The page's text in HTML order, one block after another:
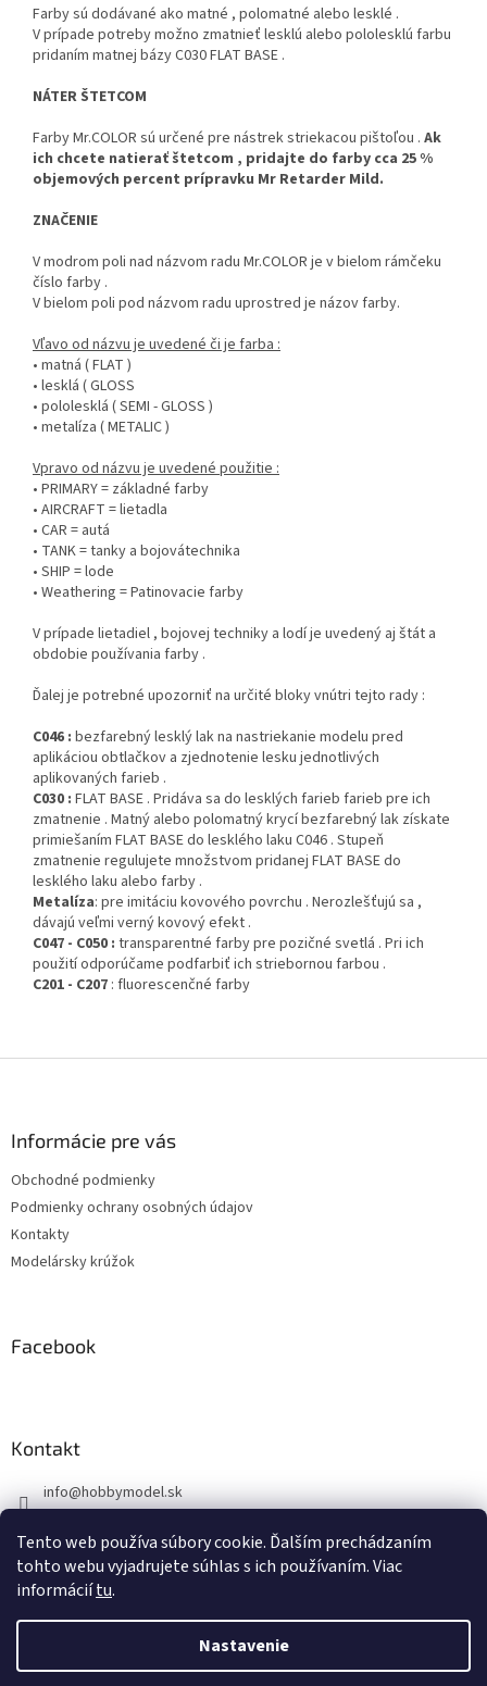
Tento web používa súbory cookie. Ďalším prechádzaním
tohto webu vyjadrujete súhlas s ich používaním. Viac
informáciítu.
Nastavenie
Farby sú dodávané ako matné , polomatné alebo lesklé .
V prípade potreby možno zmatnieť lesklú alebo pololesklú farbu
pridaním matnej bázy C030 FLAT BASE .
NÁTER ŠTETCOM
Farby Mr.COLOR sú určené pre nástrek striekacou pištoľou . Ak
ich chcete natierať štetcom , pridajte do farby cca 25 %
objemových percent prípravku Mr Retarder Mild.
ZNAČENIE
V modrom poli nad názvom radu Mr.COLOR je v bielom rámčeku
číslo farby .
V bielom poli pod názvom radu uprostred je názov farby.
Vľavo od názvu je uvedené či je farba :
• matná ( FLAT )
• lesklá ( GLOSS
• pololesklá ( SEMI - GLOSS )
• metalíza ( METALIC )
Vpravo od názvu je uvedené použitie :
• PRIMARY = základné farby
• AIRCRAFT = lietadla
• CAR = autá
• TANK = tanky a bojovátechnika
• SHIP = lode
• Weathering = Patinovacie farby
V prípade lietadiel , bojovej techniky a lodí je uvedený aj štát a
obdobie používania farby .
Ďalej je potrebné upozorniť na určité bloky vnútri tejto rady :
C046 : bezfarebný lesklý lak na nastriekanie modelu pred
aplikáciou obtlačkov a zjednotenie lesku jednotlivých
aplikovaných farieb .
C030 : FLAT BASE . Pridáva sa do lesklých farieb farieb pre ich
zmatnenie . Matný alebo polomatný krycí bezfarebný lak získate
primiešaním FLAT BASE do lesklého laku C046 . Stupeň
zmatnenie regulujete množstvom pridanej FLAT BASE do
lesklého laku alebo farby .
Metalíza: pre imitáciu kovového povrchu . Nerozlešťujú sa ,
dávajú veľmi verný kovový efekt .
C047 - C050 : transparentné farby pre pozičné svetlá . Pri ich
použití odporúčame podfarbiť ich striebornou farbou .
C201 - C207 : fluorescenčné farby
Informácie pre vás
Obchodné podmienky
Podmienky ochrany osobných údajov
Kontakty
Modelársky krúžok
Facebook
Kontakt
info@hobbymodel.sk
https://www.facebook.com/skhobbymodel
Vytvoril Shoptet